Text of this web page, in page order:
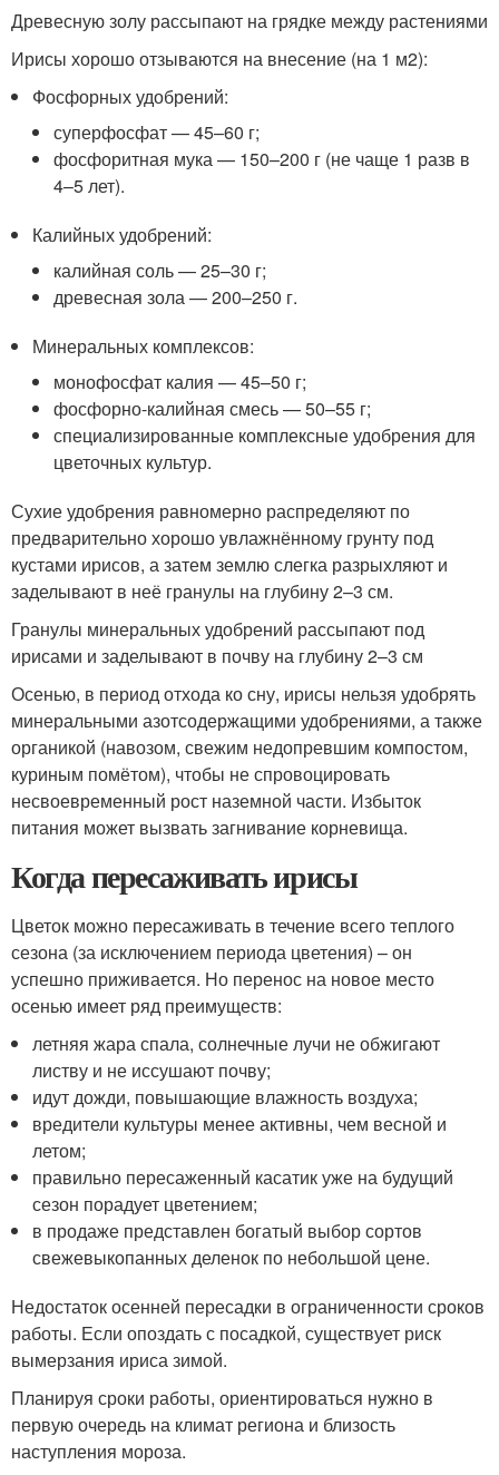
Древесную золу рассыпают на грядке между растениями
Ирисы хорошо отзываются на внесение (на 1 м2):
Фосфорных удобрений:
суперфосфат — 45–60 г;
фосфоритная мука — 150–200 г (не чаще 1 разв в
4–5 лет).
Калийных удобрений:
калийная соль — 25–30 г;
древесная зола — 200–250 г.
Минеральных комплексов:
монофосфат калия — 45–50 г;
фосфорно-калийная смесь — 50–55 г;
специализированные комплексные удобрения для
цветочных культур.
Сухие удобрения равномерно распределяют по
предварительно хорошо увлажнённому грунту под
кустами ирисов, а затем землю слегка разрыхляют и
заделывают в неё гранулы на глубину 2–3 см.
Гранулы минеральных удобрений рассыпают под
ирисами и заделывают в почву на глубину 2–3 см
Осенью, в период отхода ко сну, ирисы нельзя удобрять
минеральными азотсодержащими удобрениями, а также
органикой (навозом, свежим недопревшим компостом,
куриным помётом), чтобы не спровоцировать
несвоевременный рост наземной части. Избыток
питания может вызвать загнивание корневища.
Когда пересаживать ирисы
Цветок можно пересаживать в течение всего теплого
сезона (за исключением периода цветения) – он
успешно приживается. Но перенос на новое место
осенью имеет ряд преимуществ:
летняя жара спала, солнечные лучи не обжигают
листву и не иссушают почву;
идут дожди, повышающие влажность воздуха;
вредители культуры менее активны, чем весной и
летом;
правильно пересаженный касатик уже на будущий
сезон порадует цветением;
в продаже представлен богатый выбор сортов
свежевыкопанных деленок по небольшой цене.
Недостаток осенней пересадки в ограниченности сроков
работы. Если опоздать с посадкой, существует риск
вымерзания ириса зимой.
Планируя сроки работы, ориентироваться нужно в
первую очередь на климат региона и близость
наступления мороза.